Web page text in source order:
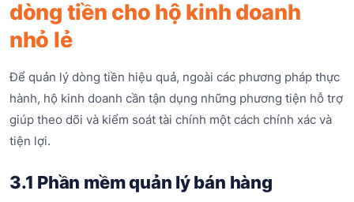
dòng tiền cho hộ kinh doanh
nhỏ lẻ
Để quản lý dòng tiền hiệu quả, ngoài các phương pháp thực
hành, hộ kinh doanh cần tận dụng những phương tiện hỗ trợ
giúp theo dõi và kiểm soát tài chính một cách chính xác và
tiện lợi.
3.1 Phần mềm quản lý bán hàng